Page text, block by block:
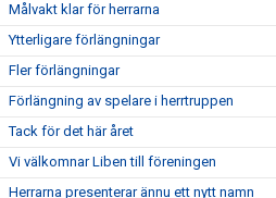
Målvakt klar för herrarna
Ytterligare förlängningar
Fler förlängningar
Förlängning av spelare i herrtruppen
Tack för det här året
Vi välkomnar Liben till föreningen
Herrarna presenterar ännu ett nytt namn